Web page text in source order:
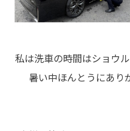
私は洗車の時間はショウ
暑い中ほんとうにあり